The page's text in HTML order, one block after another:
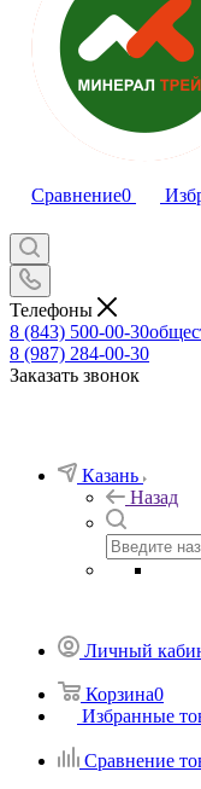
Сравнение0
Телефоны
8 (843) 500-00-30
8 (987) 284-00-30
Заказать звонок
Казань
Назад
Личный
Корзина0
Избранные
Сравнение